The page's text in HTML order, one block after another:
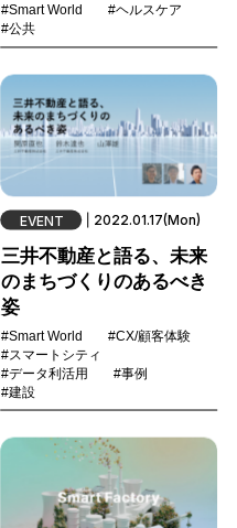
#Smart World
#ヘルスケア
#公共
EVENT 2022.01.17(Mon)
三井不動産と語る、未来
のまちづくりのあるべき
姿
#Smart World
#CX/顧客体験
#スマートシティ
#データ利活用
#事例
#建設